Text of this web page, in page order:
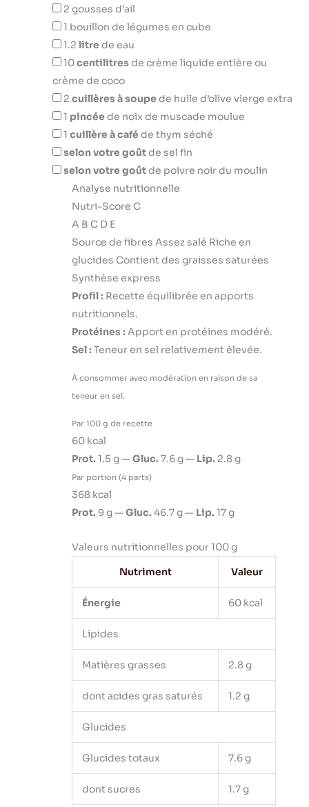
2 gousses d’ail
1 bouillon de légumes en cube
1.2 litrede eau
10centilitresde crème liquide entière ou
crème de coco
2 cuillères à soupede huile d’olive vierge extra
1 pincéede noix de muscade moulue
1 cuillère à caféde thym séché
selon votre goûtde sel fin
selon votre goûtde poivre noir du moulin
Analyse nutritionnelle
Nutri-Score C
A B C D E
Source de fibres Assez salé Riche en
glucides Contient des graisses saturées
Synthèse express
Profil : Recette équilibrée en apports
nutritionnels.
Protéines : Apport en protéines modéré.
Sel : Teneur en sel relativement élevée.
À consommer avec modération en raison de sa
teneur en sel.
Par 100 g de recette
60 kcal
Prot. 1.5 g —Gluc. 7.6 g — Lip. 2.8 g
Par portion (4 parts)
368 kcal
Prot. 9 g —Gluc. 46.7 g — Lip. 17 g
Valeurs nutritionnelles pour 100 g
Nutriment
Valeur
Énergie 60 kcal
Lipides
Matières grasses 2.8 g
dont acides gras saturés 1.2 g
Glucides
Glucides totaux 7.6 g
dont sucres 1.7 g